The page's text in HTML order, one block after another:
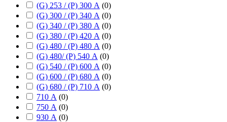
(G) 253 / (P) 300 А (0)
(G) 300 / (P) 340 А (0)
(G) 340 / (P) 380 А (0)
(G) 380 / (P) 420 А (0)
(G) 480 / (P) 480 А (0)
(G) 480/ (P) 540 А (0)
(G) 540 / (P) 600 А (0)
(G) 600 / (P) 680 А (0)
(G) 680 / (P) 710 А (0)
710 А (0)
750 А (0)
930 А (0)